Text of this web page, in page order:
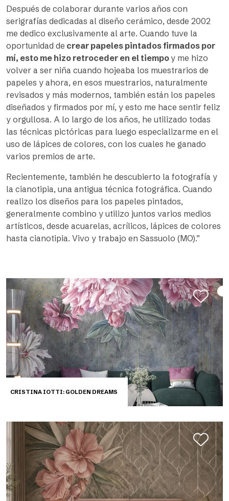
Después de colaborar durante varios años con
serigrafías dedicadas al diseño cerámico, desde 2002
me dedico exclusivamente al arte. Cuando tuve la
oportunidad de crear papeles pintados firmados por
mí, esto me hizo retroceder en el tiempo y me hizo
volver a ser niña cuando hojeaba los muestrarios de
papeles y ahora, en esos muestrarios, naturalmente
revisados y más modernos, también están los papeles
diseñados y firmados por mí, y esto me hace sentir feliz
y orgullosa. A lo largo de los años, he utilizado todas
las técnicas pictóricas para luego especializarme en el
uso de lápices de colores, con los cuales he ganado
varios premios de arte.
Recientemente, también he descubierto la fotografía y
la cianotipia, una antigua técnica fotográfica. Cuando
realizo los diseños para los papeles pintados,
generalmente combino y utilizo juntos varios medios
artísticos, desde acuarelas, acrílicos, lápices de colores
hasta cianotipia. Vivo y trabajo en Sassuolo (MO).”
CRISTINA IOTTI: GOLDEN DREAMS